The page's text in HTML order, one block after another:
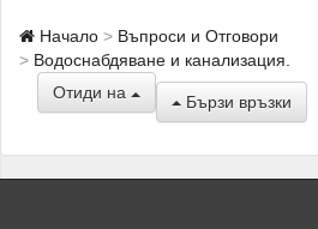
Начало
Въпроси и Отговори
Водоснабдяване и канализация.
Отиди на
Бързи връзки